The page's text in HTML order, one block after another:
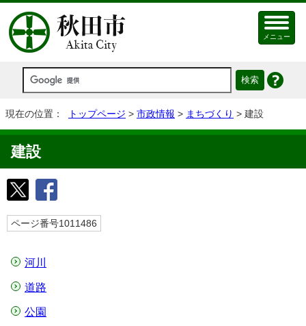
メニュー
現在の位置： トップページ > 市政情報 > まちづくり > 建設
建設
ページ番号1011486
河川
道路
公園